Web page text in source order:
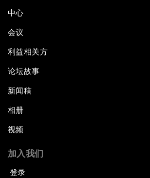
中心
会议
利益相关方
论坛故事
新闻稿
相册
视频
加入我们
登录